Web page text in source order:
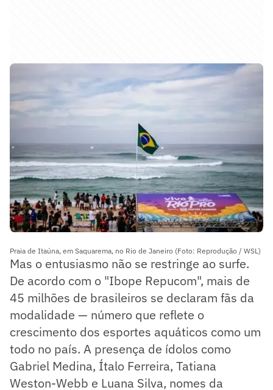
Praia de Itaúna, em Saquarema, no Rio de Janeiro (Foto: Reprodução / WSL)
Mas o entusiasmo não se restringe ao surfe.
De acordo com o "Ibope Repucom", mais de
45 milhões de brasileiros se declaram fãs da
modalidade — número que reflete o
crescimento dos esportes aquáticos como um
todo no país. A presença de ídolos como
Gabriel Medina, Ítalo Ferreira, Tatiana
Weston-Webb e Luana Silva, nomes da